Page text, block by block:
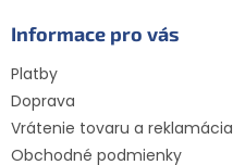
Informace pro vás
Platby
Doprava
Vrátenie tovaru a reklamácia
Obchodné podmienky